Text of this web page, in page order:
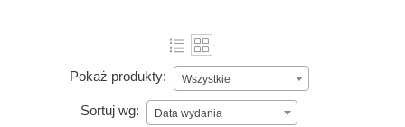
Pokaż produkty: Wszystkie
Sortuj wg: Data wydania